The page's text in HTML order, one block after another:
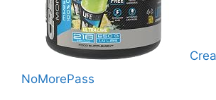
NoMorePass